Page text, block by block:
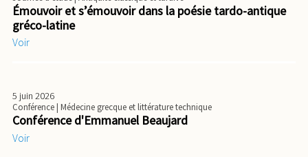
Émouvoir et s’émouvoir dans la poésie tardo-antique
gréco-latine
Voir
5 juin 2026
Conférence| Médecine grecque et littérature technique
Conférence d'Emmanuel Beaujard
Voir